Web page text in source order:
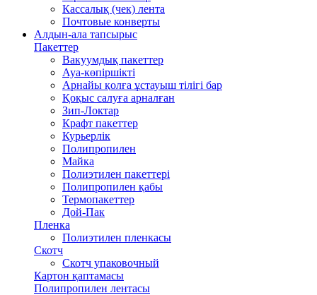
Кассалық (чек) лента
Почтовые конверты
Алдын-ала тапсырыс
Пакеттер
Вакуумдық пакеттер
Ауа-көпіршікті
Арнайы қолға ұстауыш тілігі бар
Қоқыс салуға арналған
Зип-Локтар
Крафт пакеттер
Курьерлік
Полипропилен
Майка
Полиэтилен пакеттері
Полипропилен қабы
Термопакеттер
Дой-Пак
Пленка
Полиэтилен пленкасы
Скотч
Скотч упаковочный
Картон қаптамасы
Полипропилен лентасы